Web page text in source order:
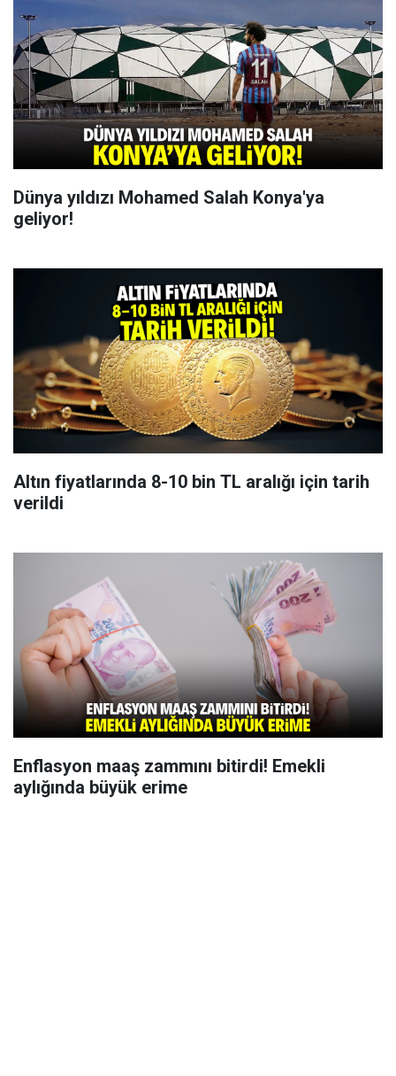
Dünya yıldızı Mohamed Salah Konya'ya
geliyor!
Altın fiyatlarında 8-10 bin TL aralığı için tarih
verildi
Enflasyon maaş zammını bitirdi! Emekli
aylığında büyük erime